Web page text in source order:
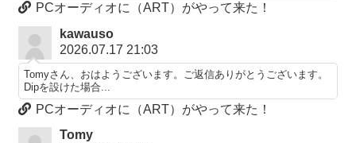
PCオーディオに（ART）がやって来た！
kawauso
2026.07.17 21:03
Tomyさん、おはようございます。ご返信ありがとうございます。
Dipを設けた場合...
PCオーディオに（ART）がやって来た！
Tomy